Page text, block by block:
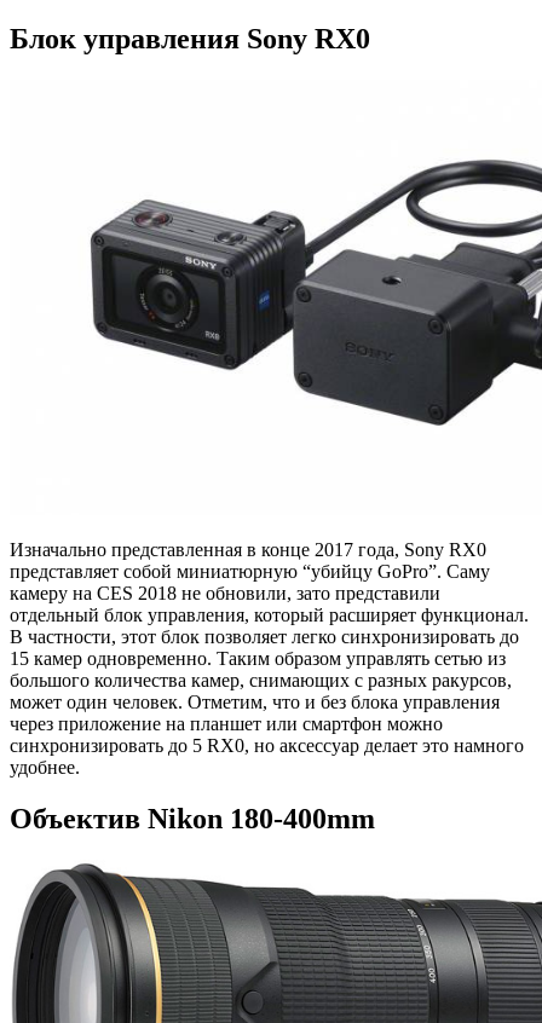
Блок управления Sony RX0
Изначально представленная в конце 2017 года, Sony RX0
представляет собой миниатюрную “убийцу GoPro”. Саму
камеру на CES 2018 не обновили, зато представили
отдельный блок управления, который расширяет функционал.
В частности, этот блок позволяет легко синхронизировать до
15 камер одновременно. Таким образом управлять сетью из
большого количества камер, снимающих с разных ракурсов,
может один человек. Отметим, что и без блока управления
через приложение на планшет или смартфон можно
синхронизировать до 5 RX0, но аксессуар делает это намного
удобнее.
Объектив Nikon 180-400mm